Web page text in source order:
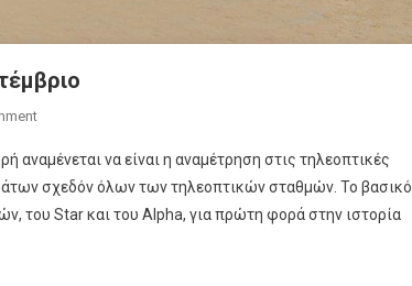
On
Με
Τα
Reality
να είναι η αναμέτρηση στις τηλεοπτικές
σχεδόν όλων των τηλεοπτικών σταθμών. Το βασικό
του Star και του Alpha, για πρώτη φορά στην ιστορία